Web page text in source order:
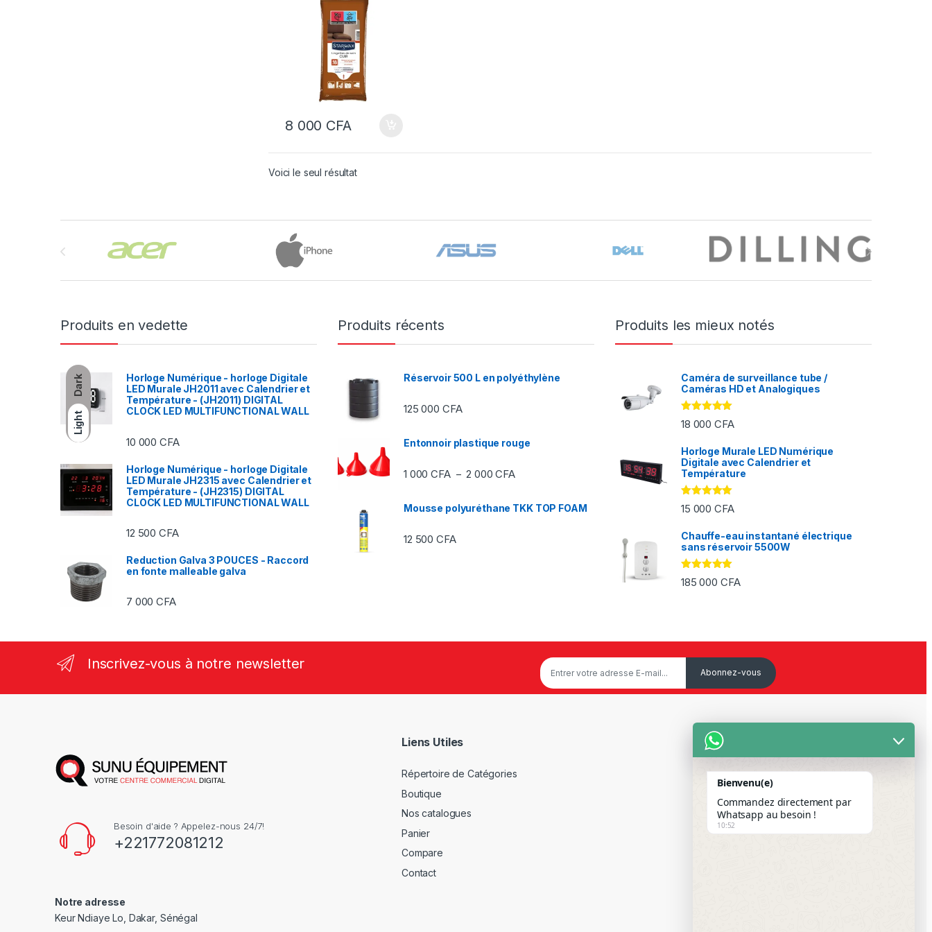
Dark
Light
8 000 CFA
Voici le seul résultat
Produits en vedette
Horloge Numérique - horloge Digitale
LED Murale JH2011 avec Calendrier et
Température - (JH2011) DIGITAL
CLOCK LED MULTIFUNCTIONAL WALL
10 000CFA
Horloge Numérique - horloge Digitale
LED Murale JH2315 avec Calendrier et
Température - (JH2315) DIGITAL
CLOCK LED MULTIFUNCTIONAL WALL
12 500CFA
Reduction Galva 3 POUCES - Raccord
en fonte malleable galva
7 000CFA
Produits récents
Réservoir 500 L en polyéthylène
125 000 CFA
Entonnoir plastique rouge
1 000CFA – 2 000CFAPlage de prix : 1 000 CFA à 2 000 CFA
Mousse polyuréthane TKK TOP FOAM
12 500CFA
Produits les mieux notés
Caméra de surveillance tube /
Caméras HD et Analogiques
Note5.00
sur 5
18 000CFA
Horloge Murale LED Numérique
Digitale avec Calendrier et
Température
Note5.00
sur 5
15 000CFA
Chauffe-eau instantané électrique
sans réservoir 5500W
Note5.00
sur 5
185 000 CFA
Inscrivez-vous à notre newsletter
Besoin d'aide ? Appelez-nous 24/7!
+221772081212
Notre adresse
Keur Ndiaye Lo, Dakar, Sénégal
Liens Utiles
Répertoire de Catégories
Boutique
Nos catalogues
Panier
Compare
Contact
Service Client
Mon Compte
Paiement Par Wave & Orange
Money
Bienvenu(e)
Commandez directement par
Whatsapp au besoin !
10:52